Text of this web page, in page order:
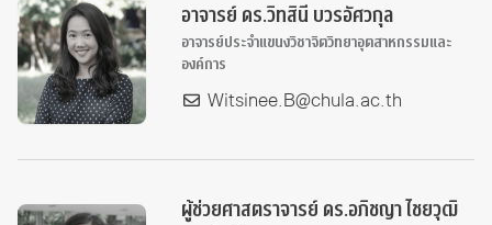
อาจารย์ ดร.วิทสินี บวรอัศวกุล
อาจารย์ประจำแขนงวิชาจิตวิทยาอุตสาหกรรมและ
องค์การ
Witsinee.B@chula.ac.th
ผู้ช่วยศาสตราจารย์ ดร.อภิชญา ไชยวุฒิ